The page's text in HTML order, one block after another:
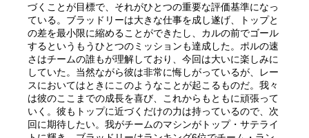
づくことが目標で、それがひとつの重要な評価基準になっ
ている。ブラッドリーは大きな仕事を成し遂げ、トップと
の差を最小限に縮めることができたし、カルの前でゴール
するというもうひとつのミッションも達成した。ポルの速
さはチームの誰もが理解しており、今回は大いに楽しみに
していた。当然ながら彼は非常に悔しがっているが、レー
スにおいてはときにこのようなことが起こるものだ。我々
は彼のここまでの成長を喜び、これからもともに頑張って
いく。彼もトップに近づくだけの力は持っているので、次
回に期待したい。我がチームのマシンがトップ・サテライ